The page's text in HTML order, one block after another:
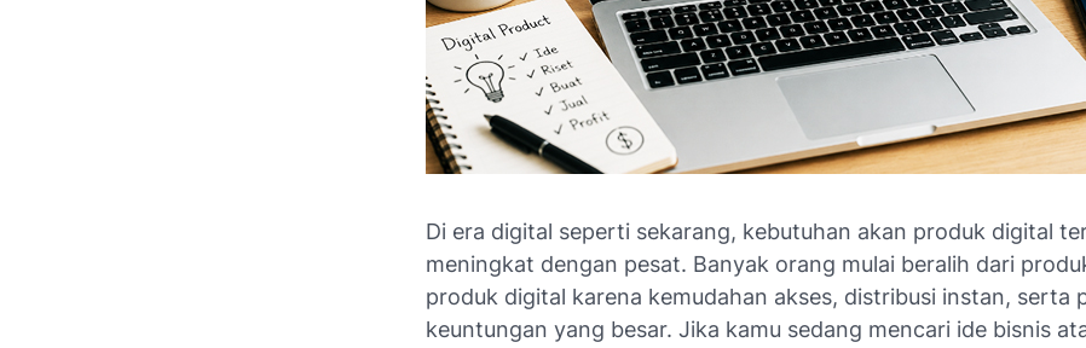
Di era digital seperti sekarang, kebutuhan akan produk digital
meningkat dengan pesat. Banyak orang mulai beralih dari
produk digital karena kemudahan akses, distribusi instan, serta
keuntungan yang besar. Jika kamu sedang mencari ide bisnis